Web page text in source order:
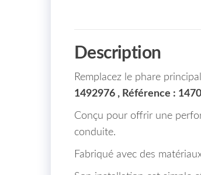
Description
Remplacez le phare
1492976 , Référence :
Conçu pour offrir une
conduite.
Fabriqué avec des